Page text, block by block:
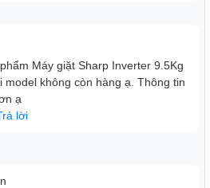
luôn thoáng và không đọng
nước và chất giặt tẩy khi sử
giúp áo quần khi giặt không bị
cả những loại vải mềm mà không
Máy giặt Sharp Inverter 9.5Kg
model không còn hàng ạ. Thông tin
ạ
lời